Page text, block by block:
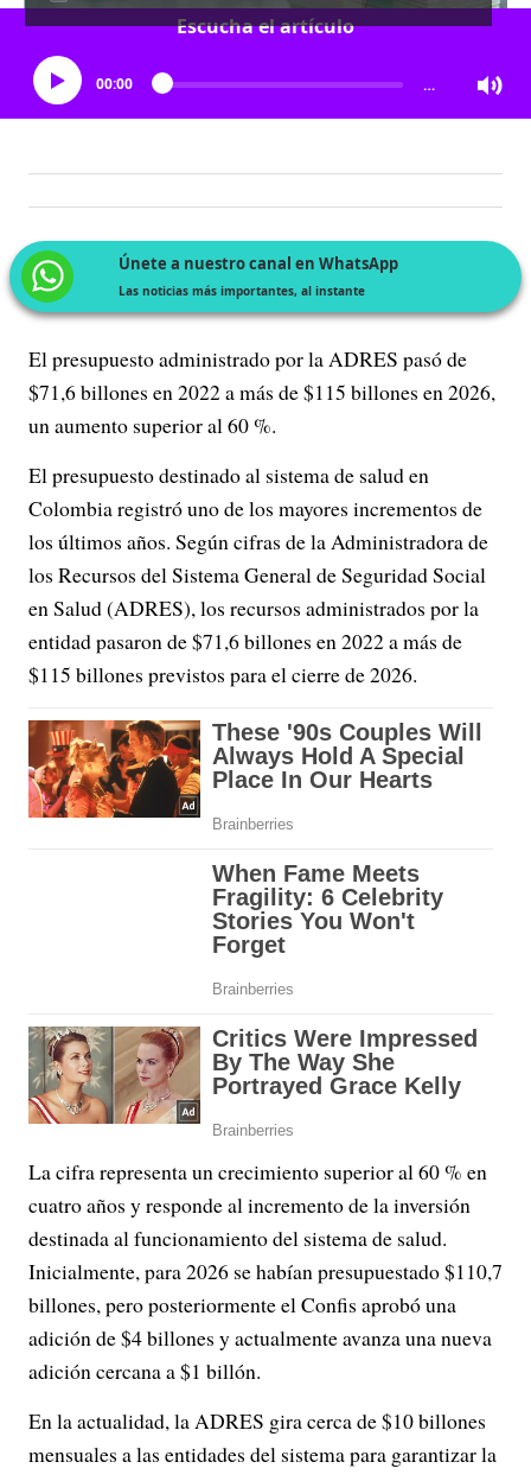
Escucha el artículo
00:00 …
Únete a nuestro canal en WhatsApp
Las noticias más importantes, al instante
El presupuesto administrado por la ADRES pasó de
$71,6 billones en 2022 a más de $115 billones en 2026,
un aumento superior al 60 %.
El presupuesto destinado al sistema de salud en
Colombia registró uno de los mayores incrementos de
los últimos años. Según cifras de la Administradora de
los Recursos del Sistema General de Seguridad Social
en Salud (ADRES), los recursos administrados por la
entidad pasaron de $71,6 billones en 2022 a más de
$115 billones previstos para el cierre de 2026.
La cifra representa un crecimiento superior al 60 % en
cuatro años y responde al incremento de la inversión
destinada al funcionamiento del sistema de salud.
Inicialmente, para 2026 se habían presupuestado $110,7
billones, pero posteriormente el Confis aprobó una
adición de $4 billones y actualmente avanza una nueva
adición cercana a $1 billón.
En la actualidad, la ADRES gira cerca de $10 billones
mensuales a las entidades del sistema para garantizar la